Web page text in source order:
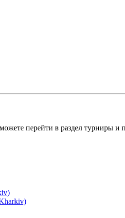
перейти в раздел турниры и